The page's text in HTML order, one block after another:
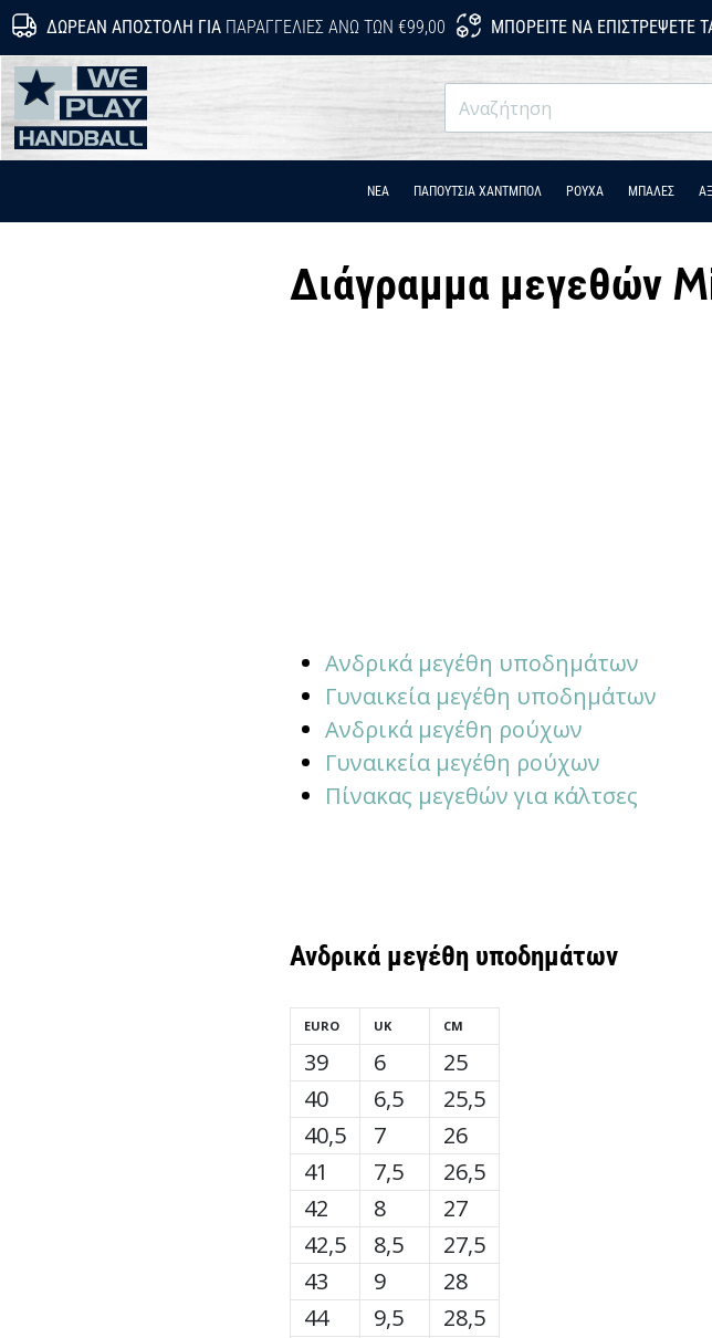
ΔΩΡΕΆΝ ΑΠΟΣΤΟΛΉ ΓΙΑΠΑΡΑΓΓΕΛΊΕΣ ΆΝΩ ΤΩΝ €99,00 ΜΠΟΡΕΊΤΕ ΝΑ ΕΠΙΣΤΡΈΨΕΤΕ
WePlayHandball.cy
ΝΕΑ ΠΑΠΟΎΤΣΙΑ ΧΆΝΤΜΠΟΛ ΡΟΎΧΑ ΜΠΑΛΕΣ
Διάγραμμα μεγεθών
Ανδρικά μεγέθη υποδημάτων
Γυναικεία μεγέθη υποδημάτων
Ανδρικά μεγέθη ρούχων
Γυναικεία μεγέθη ρούχων
Πίνακας μεγεθών για κάλτσες
Ανδρικά μεγέθη υποδημάτων
EURO
39
40
40,5
41
42
42,5
43
44
UK
6
6,5
7
7,5
8
8,5
9
9,5
CM
25
25,5
26
26,5
27
27,5
28
28,5